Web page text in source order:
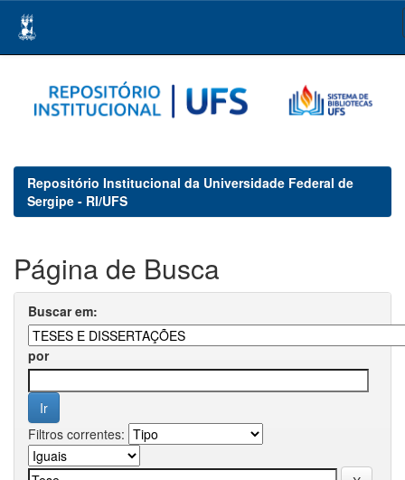
navigation
Repositório Institucional da Universidade Federal de
Sergipe - RI/UFS
Página de Busca
Buscar em:
por
Filtros correntes: